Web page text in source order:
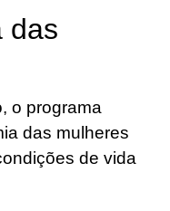
das
o programa
das mulheres
de vida